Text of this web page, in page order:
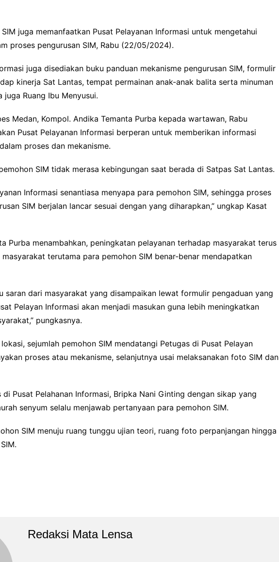
juga memanfaatkan Pusat Pelayanan Informasi untuk mengetahui
proses pengurusan SIM, Rabu (22/05/2024).
juga disediakan buku panduan mekanisme pengurusan SIM, formulir
kinerja Sat Lantas, tempat permainan anak-anak balita serta minuman
juga Ruang Ibu Menyusui.
Medan, Kompol. Andika Temanta Purba kepada wartawan, Rabu
Pusat Pelayanan Informasi berperan untuk memberikan informasi
proses dan mekanisme.
SIM tidak merasa kebingungan saat berada di Satpas Sat Lantas.
Informasi senantiasa menyapa para pemohon SIM, sehingga proses
SIM berjalan lancar sesuai dengan yang diharapkan,” ungkap Kasat
Purba menambahkan, peningkatan pelayanan terhadap masyarakat terus
terutama para pemohon SIM benar-benar mendapatkan
saran dari masyarakat yang disampaikan lewat formulir pengaduan yang
Pelayan Informasi akan menjadi masukan guna lebih meningkatkan
pungkasnya.
sejumlah pemohon SIM mendatangi Petugas di Pusat Pelayan
proses atau mekanisme, selanjutnya usai melaksanakan foto SIM dan
di Pusat Pelahanan Informasi, Bripka Nani Ginting dengan sikap yang
senyum selalu menjawab pertanyaan para pemohon SIM.
SIM menuju ruang tunggu ujian teori, ruang foto perpanjangan hingga
Redaksi Mata Lensa